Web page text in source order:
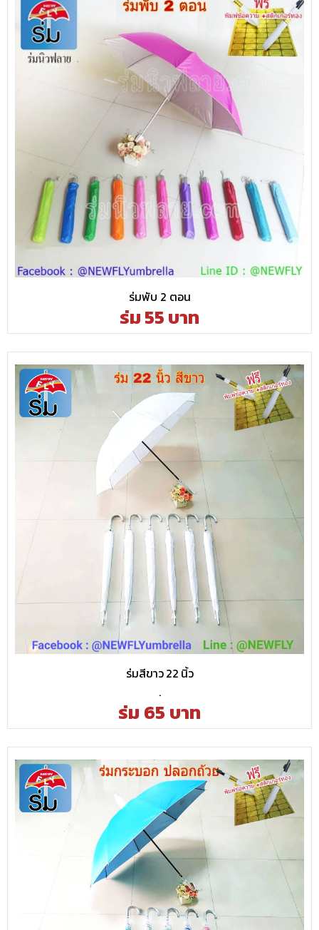
ร่มพับ 2 ตอน
ร่ม 55 บาท
ร่มสีขาว 22 นิ้ว
.
ร่ม 65 บาท